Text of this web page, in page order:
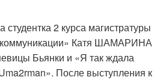
2 курса магистратуры
Катя ШАМАРИНА
Бьянки и «Я так ждала
После выступления к